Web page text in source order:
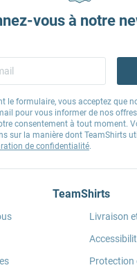
vous à notre
le formulaire, vous acceptez que
pour vous informer de nos
consentement à tout moment.
sur la manière dont TeamShirts
de confidentialité.
TeamShirts
Livraison
Protection